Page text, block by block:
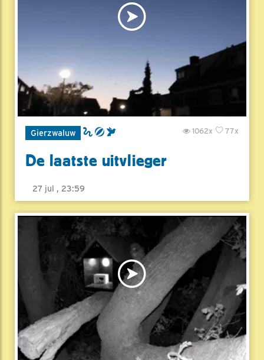
Gierzwaluw 77x
1062x
De laatste uitvlieger
27 jul , 23:59